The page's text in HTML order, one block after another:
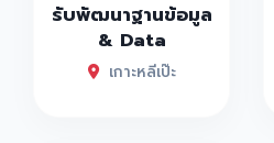
รับพัฒนาฐานข้อมูล
& Data
เกาะหลีเป๊ะ